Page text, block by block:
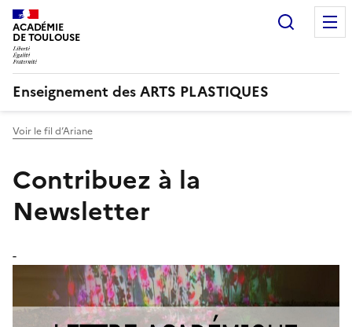
ACADÉMIE
DE TOULOUSE
Enseignement des ARTS PLASTIQUES
Voir le fil d’Ariane
Contribuez à la
Newsletter
-